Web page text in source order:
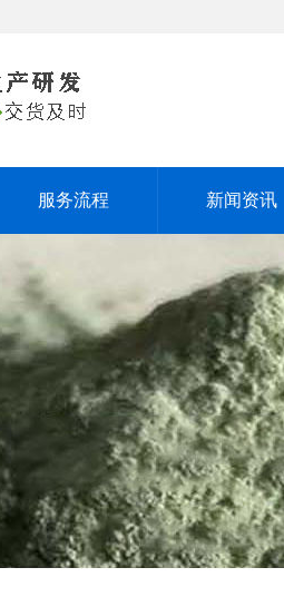
服务流程 新闻资讯